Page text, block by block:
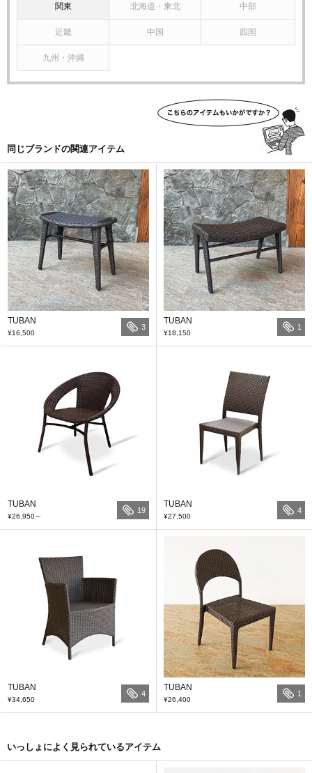
関東 北海道・東北 中部
近畿 中国 四国
九州・沖縄
同じブランドの関連アイテム
TUBAN
¥16,500
3
TUBAN
¥18,150
1
TUBAN
¥26,950～
19
TUBAN
¥27,500
4
TUBAN
¥34,650
4
TUBAN
¥26,400
1
いっしょによく見られているアイテム